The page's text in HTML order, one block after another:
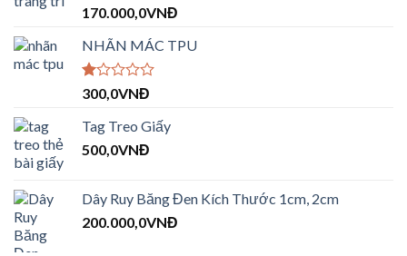
Được
hạng
2.09
5
170.000,0VNĐ
NHÃN MÁC TPU
Được
hạng
1.00
5
300,0VNĐ
Tag Treo Giấy
500,0VNĐ
Dây Ruy Băng Đen Kích Thước 1cm, 2cm
200.000,0VNĐ